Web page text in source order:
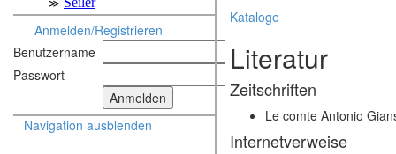
Anmelden/Registrieren
Benutzername
Passwort
Navigation ausblenden
Kataloge
Literatur
Zeitschriften
Le comte Antonio
Internetverweise